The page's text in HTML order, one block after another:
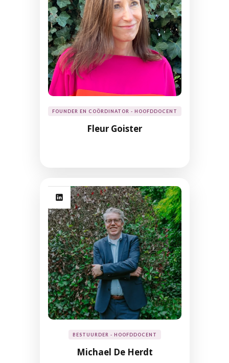
FOUNDER EN COÖRDINATOR - HOOFDDOCENT
Fleur Goister
BESTUURDER - HOOFDDOCENT
Michael De Herdt